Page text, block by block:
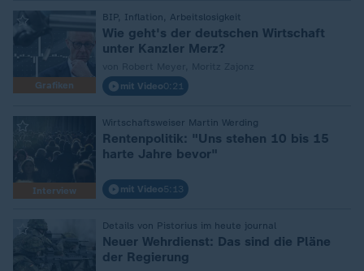
Grafiken
BIP, Inflation, Arbeitslosigkeit
Wie geht's der deutschen Wirtschaft
unter Kanzler Merz?
mit Video0:21
Interview
Wirtschaftsweiser Martin Werding
Rentenpolitik: "Uns stehen 10 bis 15
harte Jahre bevor"
mit Video5:13
Details von Pistorius im heute journal
Neuer Wehrdienst: Das sind die Pläne
der Regierung